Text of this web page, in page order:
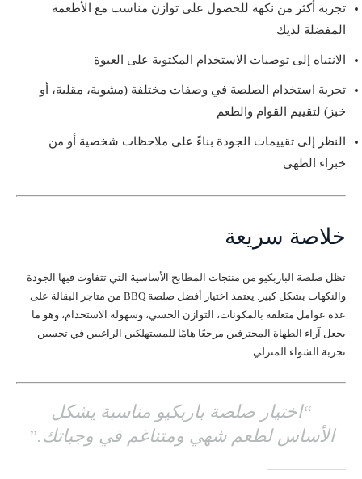
تجربة أكثر من نكهة للحصول على توازن مناسب مع الأطعمة
المفضلة لديك
الانتباه إلى توصيات الاستخدام المكتوبة على العبوة
تجربة استخدام الصلصة في وصفات مختلفة (مشوية، مقلية، أو
خبز) لتقييم القوام والطعم
النظر إلى تقييمات الجودة بناءً على ملاحظات شخصية أو من
خبراء الطهي
خلاصة سريعة
تظل صلصة الباربكيو من منتجات المطابخ الأساسية التي تتفاوت فيها الجودة
والنكهات بشكل كبير. يعتمد اختيار أفضل صلصة BBQ من متاجر البقالة على
عدة عوامل متعلقة بالمكونات، التوازن الحسي، وسهولة الاستخدام، وهو ما
يجعل آراء الطهاة المحترفين مرجعًا هامًا للمستهلكين الراغبين في تحسين
تجربة الشواء المنزلي.
“اختيار صلصة باربكيو مناسبة يشكل
الأساس لطعم شهي ومتناغم في وجباتك.”